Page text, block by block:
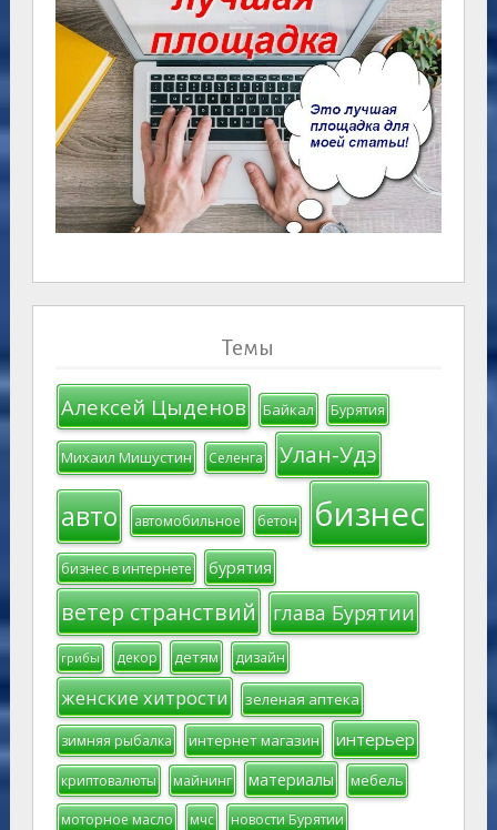
Темы
Алексей Цыденов Байкал Бурятия
Михаил Мишустин Селенга Улан-Удэ
авто автомобильное бетон бизнес
бизнес в интернете бурятия
ветер странствий глава Бурятии
грибы декор детям дизайн
женские хитрости зеленая аптека
зимняя рыбалка интернет магазин интерьер
криптовалюты майнинг материалы мебель
моторное масло мчс новости Бурятии